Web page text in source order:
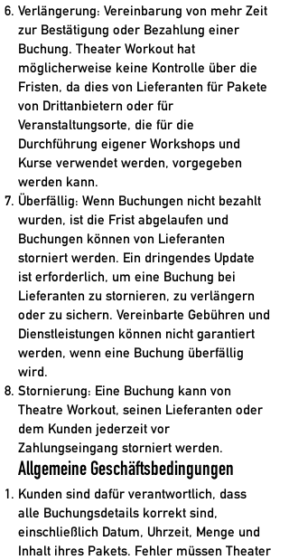
Verlängerung: Vereinbarung von mehr Zeit
zur Bestätigung oder Bezahlung einer
Buchung. Theater Workout hat
möglicherweise keine Kontrolle über die
Fristen, da dies von Lieferanten für Pakete
von Drittanbietern oder für
Veranstaltungsorte, die für die
Durchführung eigener Workshops und
Kurse verwendet werden, vorgegeben
werden kann.
Überfällig: Wenn Buchungen nicht bezahlt
wurden, ist die Frist abgelaufen und
Buchungen können von Lieferanten
storniert werden. Ein dringendes Update
ist erforderlich, um eine Buchung bei
Lieferanten zu stornieren, zu verlängern
oder zu sichern. Vereinbarte Gebühren und
Dienstleistungen können nicht garantiert
werden, wenn eine Buchung überfällig
wird.
Stornierung: Eine Buchung kann von
Theatre Workout, seinen Lieferanten oder
dem Kunden jederzeit vor
Zahlungseingang storniert werden.
Allgemeine Geschäftsbedingungen
Kunden sind dafür verantwortlich, dass
alle Buchungsdetails korrekt sind,
einschließlich Datum, Uhrzeit, Menge und
Inhalt ihres Pakets. Fehler müssen Theater